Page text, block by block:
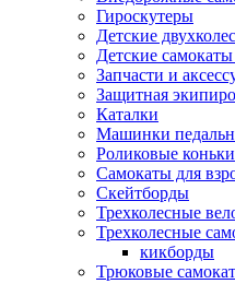
Гироскутеры
Детские
Детские
Запчасти и
Защитная
Каталки
Машинки
Роликовые коньки
Самокаты для
Скейтборды
Трехколесные
Трехколесные
кикборды
Трюковые